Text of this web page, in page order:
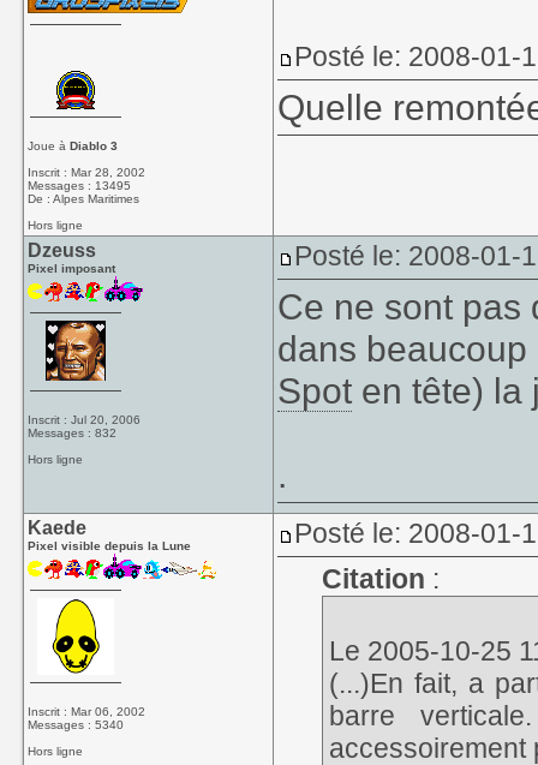
Joue àDiablo 3
Inscrit : Mar 28, 2002
Messages : 13495
De : Alpes Maritimes
Hors ligne
Posté le: 2008-01-
Quelle
Dzeuss
Pixel imposant
Inscrit : Jul 20, 2006
Messages : 832
Hors ligne
Posté le: 2008-01-
Ce ne sont pas
dans
Spot en tête) la
.
Kaede
Pixel visible depuis la Lune
Inscrit : Mar 06, 2002
Messages : 5340
Hors ligne
Posté le: 2008-01-
Citation :
Le 2005-10-25
(...)En fait, a
barre
accessoirement